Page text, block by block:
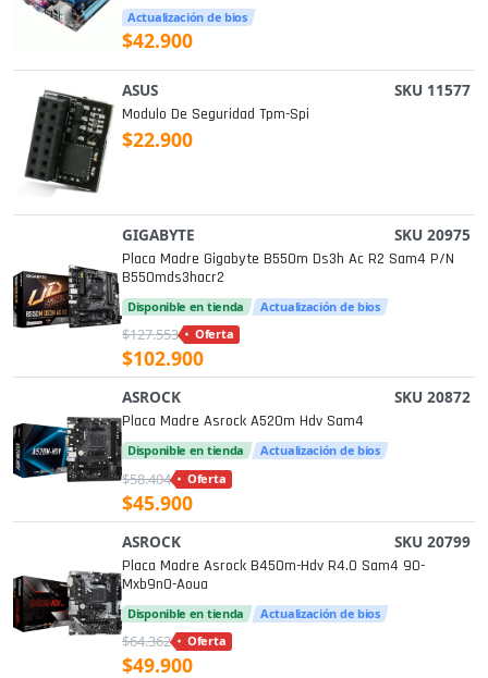
Actualización de bios
$42.900
ASUS SKU 11577
Modulo De Seguridad Tpm-Spi
$22.900
GIGABYTE SKU 20975
Placa Madre Gigabyte B550m Ds3h Ac R2 Sam4 P/n
B550mds3hacr2
Disponible en tienda Actualización de bios
$127.553 Oferta
$102.900
ASROCK SKU 20872
Placa Madre Asrock A520m Hdv Sam4
Disponible en tienda Actualización de bios
$58.404 Oferta
$45.900
ASROCK SKU 20799
Placa Madre Asrock B450m-Hdv R4.0 Sam4 90-
Mxb9n0-Aoua
Disponible en tienda Actualización de bios
$64.362 Oferta
$49.900